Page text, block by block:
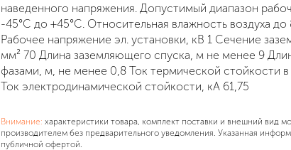
наведенного напряжения. Допустимый диапазон
-45°С до +45°С. Относительная влажность воздуха до
Рабочее напряжение эл. установки, кВ 1 Сечение
мм² 70 Длина заземляющего спуска, м не менее 9
фазами, м, не менее 0,8 Ток термической стойкости в
Ток электродинамической стойкости, кА 61,75
Внимание: характеристики товара, комплект поставки и внешний вид
производителем без предварительного уведомления. Указанная
публичной офертой.